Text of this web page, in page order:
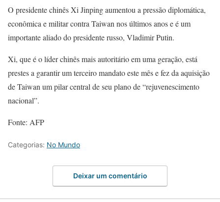
O presidente chinês Xi Jinping aumentou a pressão diplomática,
econômica e militar contra Taiwan nos últimos anos e é um
importante aliado do presidente russo, Vladimir Putin.
Xi, que é o líder chinês mais autoritário em uma geração, está
prestes a garantir um terceiro mandato este mês e fez da aquisição
de Taiwan um pilar central de seu plano de “rejuvenescimento
nacional”.
Fonte: AFP
Categorias: No Mundo
Deixar um comentário